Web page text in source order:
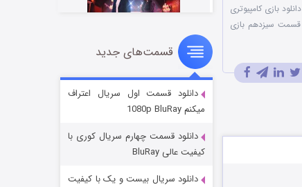
دانلود بازی کامپیوتری
قسمت سیزدهم بازی
سریال زشت
قسمت۲ (زیرنویس) منتشر شد
قسمت‌های جدید
دانلود قسمت اول سریال اعتراف
میکنم 1080p BluRay
دانلود قسمت چهارم سریال کوری با
کیفیت عالی BluRay
دانلود سریال بیست و یک با کیفیت